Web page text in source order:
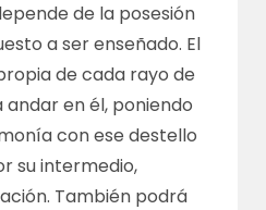
de la posesión
a ser enseñado. El
de cada rayo de
en él, poniendo
con ese destello
su intermedio,
También podrá